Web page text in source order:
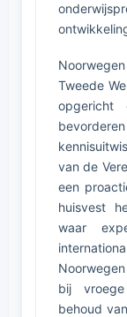
Tweede
opgericht
van de
een
huisvest
waar
bij
behoud